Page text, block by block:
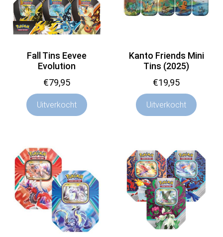
Fall Tins Eevee
Evolution
€79,95
Uitverkocht
Kanto Friends Mini
Tins (2025)
€19,95
Uitverkocht